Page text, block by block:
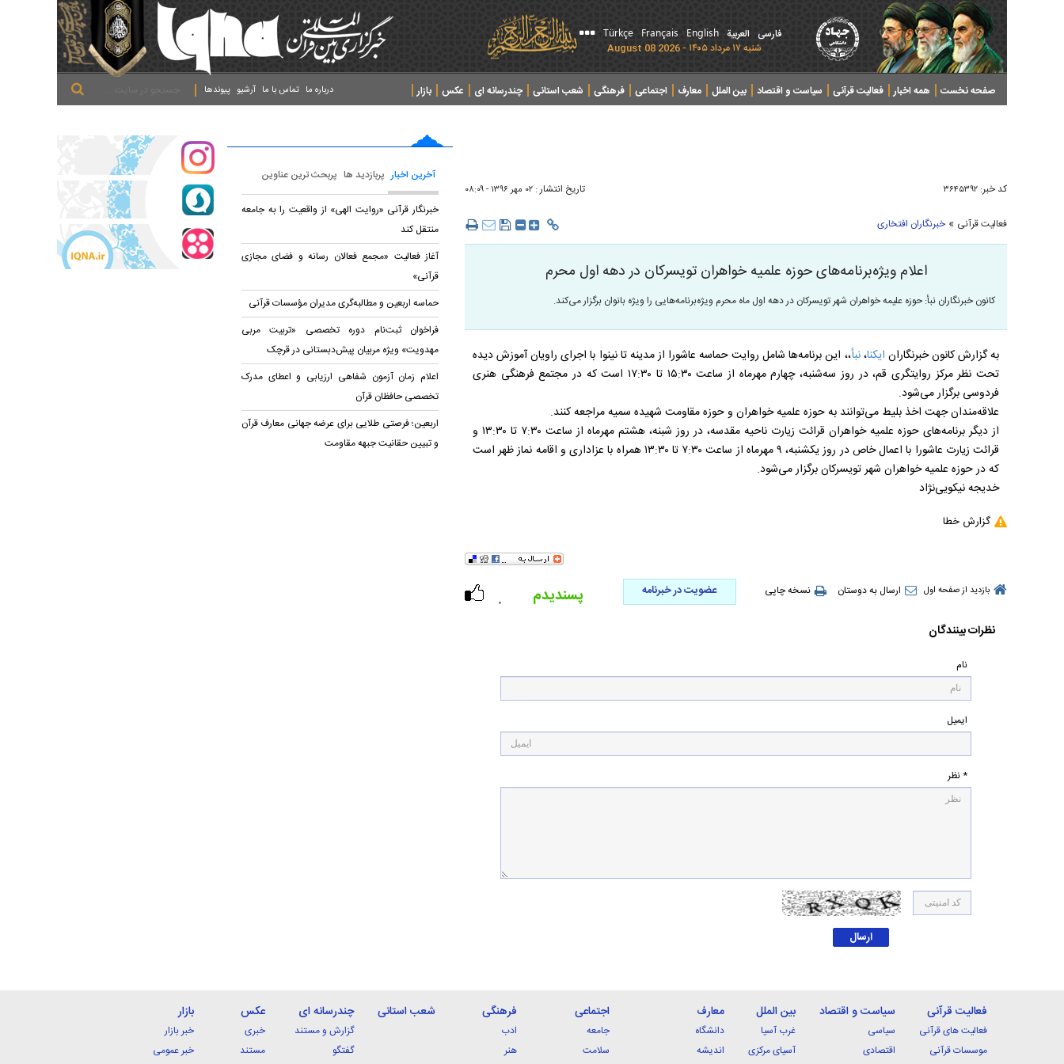
فارسی العربیة English
Français
Türkçe
شنبه ۱۷ مرداد ۱۴۰۵ - 2026 August 08
صفحه نخست همه اخبار فعالیت قرآنی سیاست و اقتصاد بین الملل معارف اجتماعی فرهنگی شعب استانی چندرسانه ای عکس
بازار
پیوندها آرشیو تماس با ما درباره ما
کد خبر: ۳۶۴۵۳۹۲ تاریخ انتشار : ۰۲ مهر ۱۳۹۶ - ۰۸:۰۹
فعالیت قرآنی » خبرنگاران افتخاری
اعلام ویژه‌برنامه‌های حوزه علمیه خواهران تویسرکان در دهه اول محرم
کانون خبرنگاران نبأ: حوزه علیمه خواهران شهر تویسرکان در دهه اول ماه محرم ویژه‌برنامه‌هایی را ویژه بانوان برگزار می‌کند.
به گزارش کانون خبرنگاران ایکنا،نبأ،، این برنامه‌ها شامل روایت حماسه عاشورا از مدینه تا نینوا با اجرای راویان آموزش دیده
تحت نظر مرکز روایتگری قم، در روز سه‌شنبه، چهارم مهرماه از ساعت ۱۵:۳۰ تا ۱۷:۳۰ است که در مجتمع فرهنگی هنری
فردوسی برگزار می‌شود.
علاقه‌مندان جهت اخذ بلیط می‌توانند به حوزه علمیه خواهران و حوزه مقاومت شهیده سمیه مراجعه کنند.
از دیگر برنامه‌های حوزه علمیه خواهران قرائت زیارت ناحیه مقدسه، در روز شبنه، هشتم مهرماه از ساعت ۷:۳۰ تا ۱۳:۳۰ و
قرائت زیارت عاشورا با اعمال خاص در روز یکشنبه، ۹ مهرماه از ساعت ۷:۳۰ تا ۱۳:۳۰ همراه با عزاداری و اقامه نماز ظهر است
که در حوزه علمیه خواهران شهر تویسرکان برگزار می‌شود.
خدیجه نیکویی‌نژاد
گزارش خطا
بازدید از صفحه اول ارسال به دوستان نسخه چاپی عضویت در خبرنامه
۰ پسندیدم
نظرات بینندگان
نام
ایمیل
* نظر
آخرین اخبار پربازدید ها پربحث ترین عناوین
خبرنگار قرآنی «روایت الهی» از واقعیت را به جامعه
منتقل کند
آغاز فعالیت «مجمع فعالان رسانه و فضای مجازی
قرآنی»
حماسه اربعین و مطالبه‌گری مدیران مؤسسات قرآنی
فراخوان ثبت‌نام دوره تخصصی «تربیت مربی
مهدویت» ویژه مربیان پیش‌دبستانی در قرچک
اعلام زمان آزمون شفاهی ارزیابی و اعطای مدرک
تخصصی حافظان قرآن
اربعین؛ فرصتی طلایی برای عرضه جهانی معارف قرآن
و تبیین حقانیت جبهه مقاومت
فعالیت قرآنی
فعالیت های قرآنی
موسسات قرآنی
سیاست و اقتصاد
سیاسی
اقتصادی
بین الملل
غرب آسیا
آسیای مرکزی
معارف
دانشگاه
اندیشه
اجتماعی
جامعه
سلامت
فرهنگی
ادب
هنر
شعب استانی چندرسانه ای
گزارش و مستند
گفتگو
عکس
خبری
مستند
بازار
خبر بازار
خبر عمومی